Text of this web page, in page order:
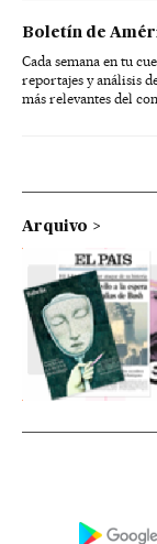
Boletín de
Cada semana en tu
reportajes y análisis
más relevantes del
Arquivo